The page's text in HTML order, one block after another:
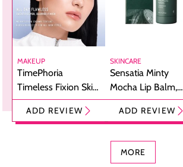
MAKEUP
TimePhoria
Timeless Fixion Skin
Tint Stick,
Foundation dan
ADD REVIEW
SKINCARE
Sensatia Minty
Mocha Lip Balm,
Pelembap Bibir
dengan Aroma
ADD REVIEW
MORE